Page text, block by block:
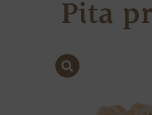
Pita